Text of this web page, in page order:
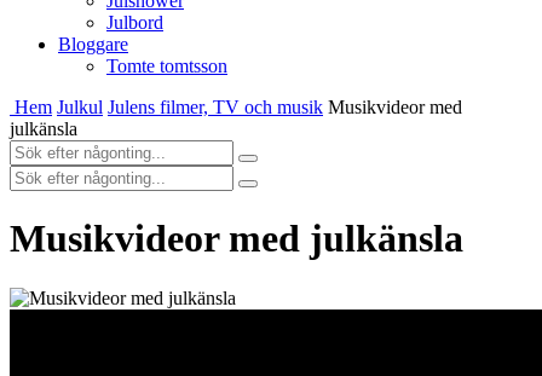
Julbord
Bloggare
Tomte tomtsson
Hem Julkul Julens filmer, TV och musik Musikvideor med
julkänsla
Musikvideor med julkänsla